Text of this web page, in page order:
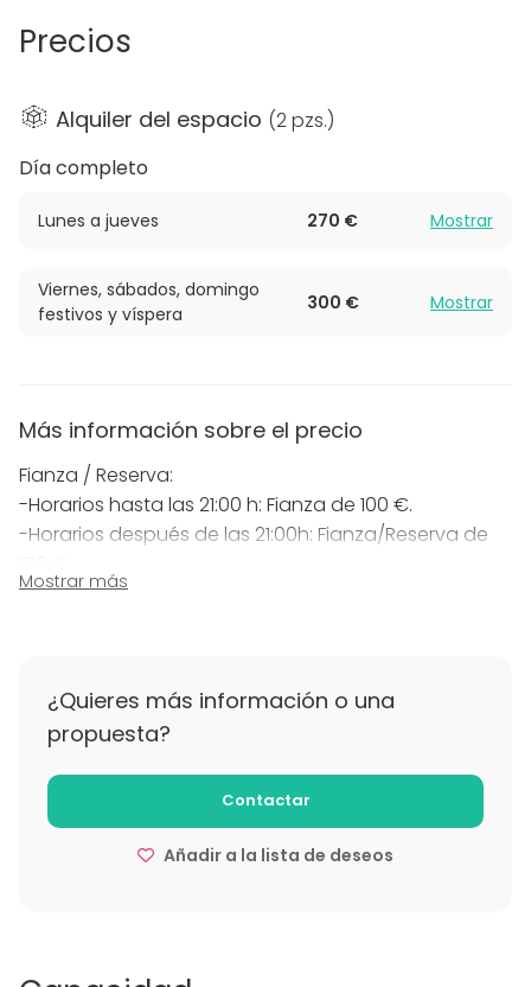
Precios
Alquiler del espacio (2 pzs.)
Día completo
Lunes a jueves 270 € Mostrar
Viernes, sábados, domingo
festivos y víspera
300 € Mostrar
Más información sobre el precio
Fianza / Reserva:
-Horarios hasta las 21:00 h: Fianza de 100 €.
-Horarios después de las 21:00h: Fianza/Reserva de
-Reserva disponible únicamente para mayores de
cancelación
La fianza no se devuelve en caso de cancelación.
Mostrar más
¿Quieres más información o una
propuesta?
Contactar
Añadir a la lista de deseos